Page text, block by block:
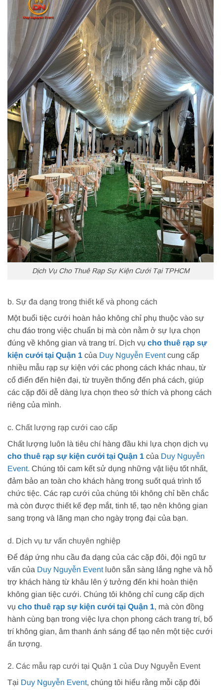
Dịch Vụ Cho Thuê Rạp Sự Kiện Cưới Tại TPHCM
b. Sự đa dạng trong thiết kế và phong cách
Một buổi tiệc cưới hoàn hảo không chỉ phụ thuộc vào sự
chu đáo trong việc chuẩn bị mà còn nằm ở sự lựa chọn
đúng về không gian và trang trí. Dịch vụ cho thuê rạp sự
kiện cưới tại Quận 1 của Duy Nguyễn Eventcung cấp
nhiều mẫu rạp sự kiện với các phong cách khác nhau, từ
cổ điển đến hiện đại, từ truyền thống đến phá cách, giúp
các cặp đôi dễ dàng lựa chọn theo sở thích và phong cách
riêng của mình.
c. Chất lượng rạp cưới cao cấp
Chất lượng luôn là tiêu chí hàng đầu khi lựa chọn dịch vụ
cho thuê rạp sự kiện cưới tại Quận 1 của Duy Nguyễn
Event. Chúng tôi cam kết sử dụng những vật liệu tốt nhất,
đảm bảo an toàn cho khách hàng trong suốt quá trình tổ
chức tiệc. Các rạp cưới của chúng tôi không chỉ bền chắc
mà còn được thiết kế đẹp mắt, tinh tế, tạo nên không gian
sang trọng và lãng mạn cho ngày trọng đại của bạn.
d. Dịch vụ tư vấn chuyên nghiệp
Để đáp ứng nhu cầu đa dạng của các cặp đôi, đội ngũ tư
vấn của Duy Nguyễn Eventluôn sẵn sàng lắng nghe và hỗ
trợ khách hàng từ khâu lên ý tưởng đến khi hoàn thiện
không gian tiệc cưới. Chúng tôi không chỉ cung cấp dịch
vụ cho thuê rạp sự kiện cưới tại Quận 1, mà còn đồng
hành cùng bạn trong việc lựa chọn phong cách trang trí, bố
trí không gian, âm thanh ánh sáng để tạo nên một tiệc cưới
ấn tượng.
2. Các mẫu rạp cưới tại Quận 1 của Duy Nguyễn Event
Tại Duy Nguyễn Event, chúng tôi hiểu rằng mỗi cặp đôi